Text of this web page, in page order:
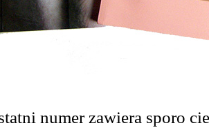
numer zawiera sporo